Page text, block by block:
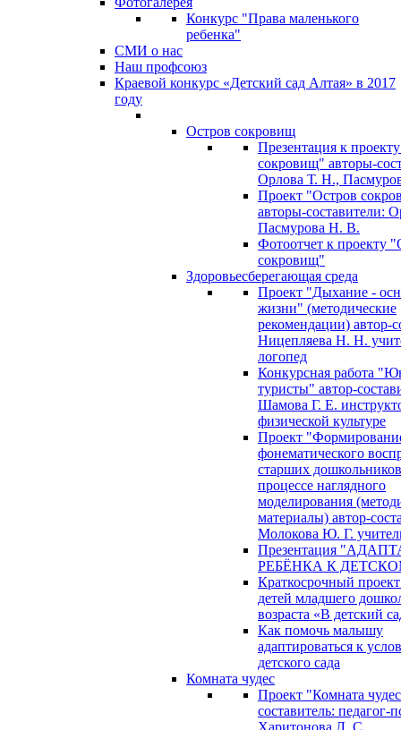
Конкурс "Права маленького
ребенка"
СМИ о нас
Наш профсоюз
Краевой конкурс «Детский сад Алтая» в 2017
году
Остров сокровищ
Презентация к
сокровищ" авторы-
Орлова Т. Н.,
Проект "Остров
авторы-составители:
Пасмурова Н. В.
Фотоотчет к проекту
сокровищ"
Здоровьесберегающая среда
Проект "Дыхание -
жизни" (методические
рекомендации) автор-
Ницепляева Н. Н.
логопед
Конкурсная работа
туристы" автор-
Шамова Г. Е.
физической культуре
Проект
фонематического
старших
процессе наглядного
моделирования
материалы) автор-
Молокова Ю. Г.
Презентация
РЕБЁНКА К
Краткосрочный
детей младшего
возраста «В детский
Как помочь малышу
адаптироваться к
детского сада
Комната чудес
Проект "Комната
составитель: педагог-
Харитонова Л. С.